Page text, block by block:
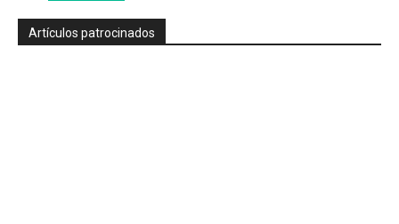
Artículos patrocinados